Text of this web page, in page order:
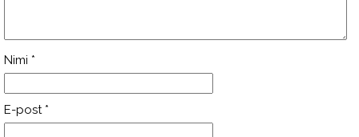
Nimi *
E-post *